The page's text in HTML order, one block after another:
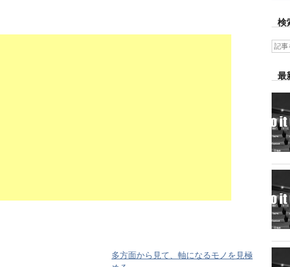
多方面から見て、軸になるモノを見極
検
最